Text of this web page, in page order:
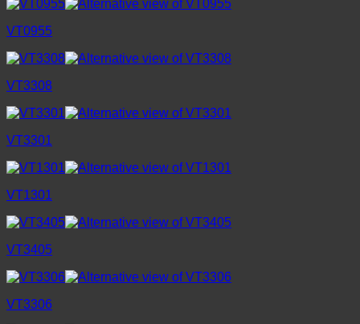
VT0955
VT3308
VT3301
VT1301
VT3405
VT3306